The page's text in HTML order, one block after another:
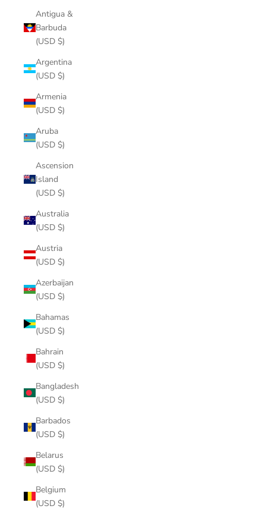
Antigua &
Barbuda
(USD $)
Argentina
(USD $)
Armenia
(USD $)
Aruba
(USD $)
Ascension
Island
(USD $)
Australia
(USD $)
Austria
(USD $)
Azerbaijan
(USD $)
Bahamas
(USD $)
Bahrain
(USD $)
Bangladesh
(USD $)
Barbados
(USD $)
Belarus
(USD $)
Belgium
(USD $)